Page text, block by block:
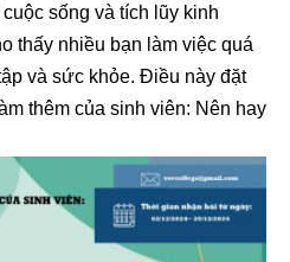
sống và tích lũy kinh
thấy nhiều bạn làm việc quá
và sức khỏe. Điều này đặt
thêm của sinh viên: Nên hay